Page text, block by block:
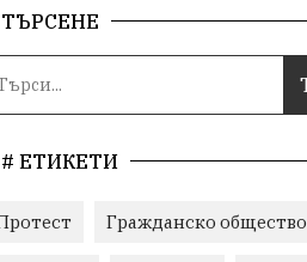
ТЪРСЕНЕ
# ЕТИКЕТИ
Гражданско общество